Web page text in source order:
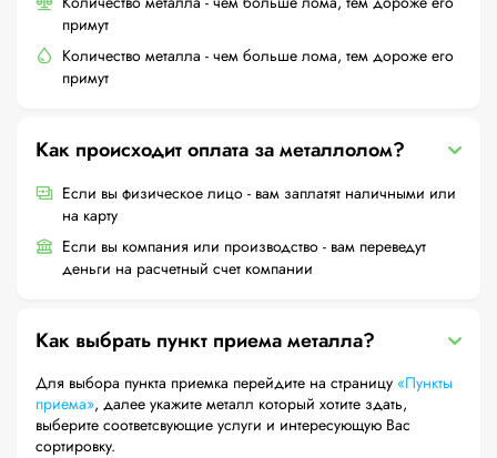
примут
Количество металла - чем больше лома, тем дороже его
примут
Как происходит оплата за металлолом?
Если вы физическое лицо - вам заплатят наличными или
на карту
Если вы компания или производство - вам переведут
деньги на расчетный счет компании
Как выбрать пункт приема металла?
Для выбора пункта приемка перейдите на страницу «Пункты
приема», далее укажите металл который хотите здать,
выберите соответсвующие услуги и интересующую Вас
сортировку.